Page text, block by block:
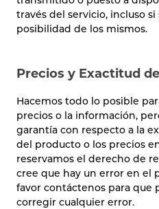
través del servicio, incluso
posibilidad de los mismos.
Precios y Exactitud
Hacemos todo lo posible
precios o la información,
garantía con respecto a la
del producto o los precios
reservamos el derecho de
cree que hay un error en el
favor contáctenos para que
corregir cualquier error.